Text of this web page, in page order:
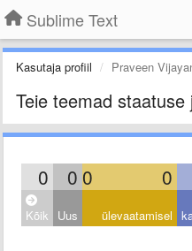
Sublime Text
Kasutaja profiil Praveen
Teie teemad staatuse
0 0 0 0
Kõik Uus ülevaatamisel